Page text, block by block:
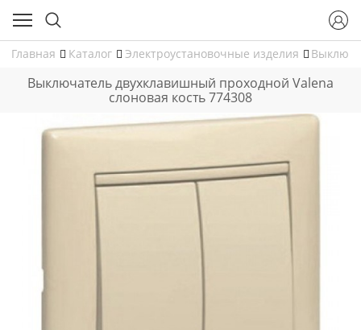
Главная Каталог Электроустановочные изделия
Выключатель двухклавишный проходной Valena
слоновая кость 774308